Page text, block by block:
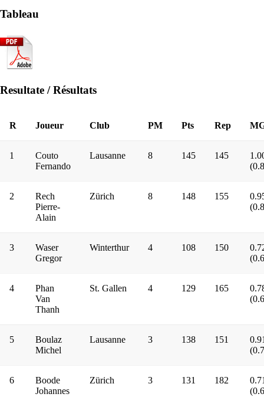
Tableau
Resultate / Résultats
R Joueur Club PM Pts Rep
1
Couto
Fernando
Lausanne 8 145 145
2
Rech
Pierre-
Alain
Zürich 8 148 155
3
Waser
Gregor
Winterthur 4 108 150
4
Phan
Van
Thanh
St. Gallen 4 129 165
5
Boulaz
Michel
Lausanne 3 138 151
6
Boode
Johannes
Zürich 3 131 182